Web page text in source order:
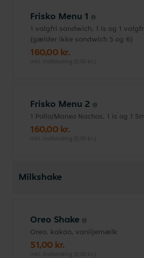
Frisko Menu 1
1 valgfri sandwich, 1 is og 1
(gælder ikke sandwich 5 og 6)
160,00 kr.
inkl. indbetaling (0,00 kr.)
Frisko Menu 2
1 Pollo/Manxo Nachos, 1 is og 1
160,00 kr.
inkl. indbetaling (0,00 kr.)
Milkshake
Oreo Shake
Oreo, kakao, vaniljemælk
51,00 kr.
inkl. indbetaling (0,00 kr.)